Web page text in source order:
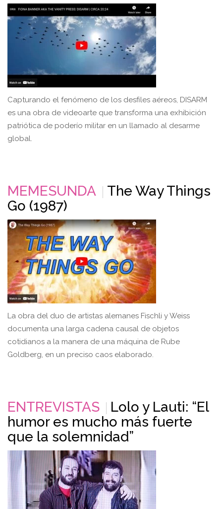
Capturando el fenómeno de los desfiles aéreos, DISARM
es una obra de videoarte que transforma una exhibición
patriótica de poderío militar en un llamado al desarme
global.
MEMESUNDA
The Way Things
Go (1987)
La obra del duo de artistas alemanes Fischli y Weiss
documenta una larga cadena causal de objetos
cotidianos a la manera de una máquina de Rube
Goldberg, en un preciso caos elaborado.
ENTREVISTAS
Lolo y Lauti: “El
humor es mucho más fuerte
que la solemnidad”